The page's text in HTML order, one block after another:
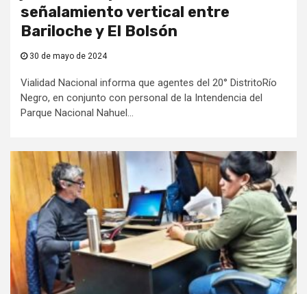
señalamiento vertical entre
Bariloche y El Bolsón
30 de mayo de 2024
Vialidad Nacional informa que agentes del 20° DistritoRío
Negro, en conjunto con personal de la Intendencia del
Parque Nacional Nahuel...